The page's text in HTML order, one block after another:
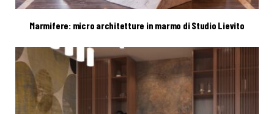
Marmifere: micro architetture in marmo di Studio Lievito